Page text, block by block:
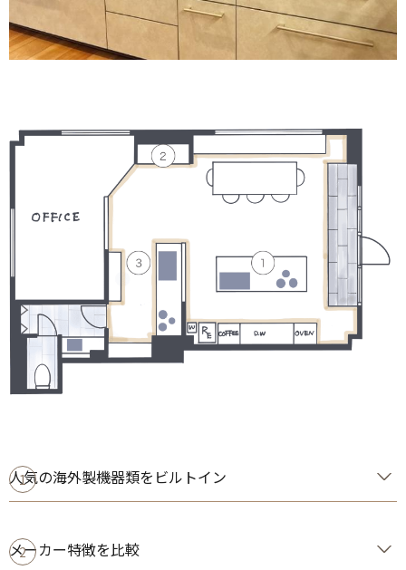
1
人気の海外製機器類をビルトイン
2
メーカー特徴を比較